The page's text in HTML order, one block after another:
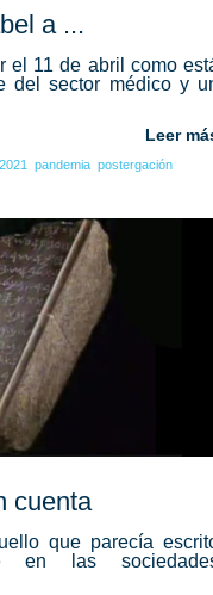
a ...
el 11 de abril como
del sector médico y
Leer
pandemia postergación
cuenta
que parecía
en las